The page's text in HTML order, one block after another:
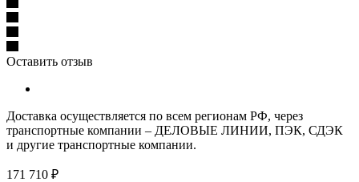
Оставить отзыв
Доставка осуществляется по всем регионам РФ, через
транспортные компании – ДЕЛОВЫЕ ЛИНИИ, ПЭК, СДЭК
и другие транспортные компании.
171 710 ₽